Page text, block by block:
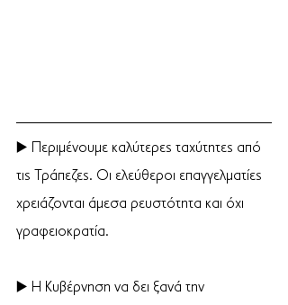
▶️ Περιμένουμε καλύτερες ταχύτητες από
τις Τράπεζες. Οι ελεύθεροι επαγγελματίες
χρειάζονται άμεσα ρευστότητα και όχι
γραφειοκρατία.
▶️ Η Κυβέρνηση να δει ξανά την